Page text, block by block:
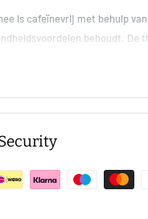
is cafeïnevrij met behulp
behoudt. De
aan en verwijdert
groter zijn dan de
ze de heerlijke smaak van
handgemaakt in
Australische pure honing om
te binden.